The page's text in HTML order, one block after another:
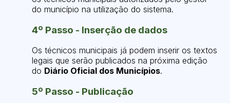
do município na utilização do sistema.
4º Passo - Inserção de dados
Os técnicos municipais já podem inserir os textos
legais que serão publicados na próxima edição
do Diário Oficial dos Municípios.
5º Passo - Publicação